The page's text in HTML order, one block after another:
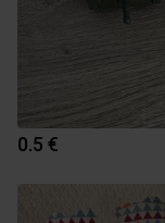
0.5 €